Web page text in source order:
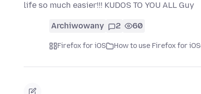
life so much easier!!! KUDOS TO YOU ALL Guy
Archiwowany 2 60
Firefox for iOS How to use Firefox for iOS